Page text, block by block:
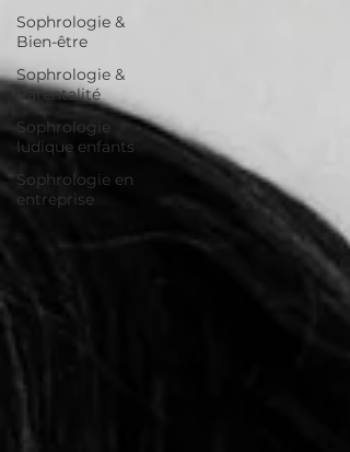
Sophrologie &
Bien-être
Sophrologie &
Parentalité
Sophrologie
ludique enfants
Sophrologie en
entreprise